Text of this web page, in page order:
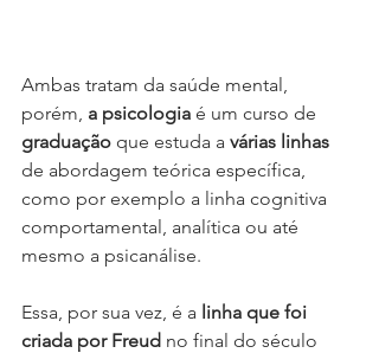
Ambas tratam da saúde mental,
porém, a psicologia é um curso de
graduação que estuda a várias linhas
de abordagem teórica específica,
como por exemplo a linha cognitiva
comportamental, analítica ou até
mesmo a psicanálise.
Essa, por sua vez, é a linha que foi
criada por Freud no final do século